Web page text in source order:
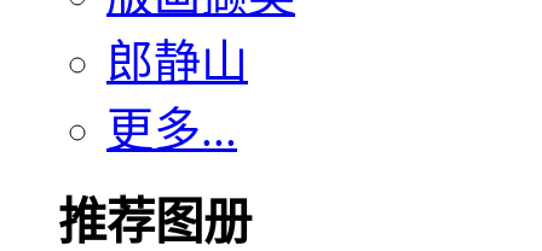
郎静山
更多...
推荐图册